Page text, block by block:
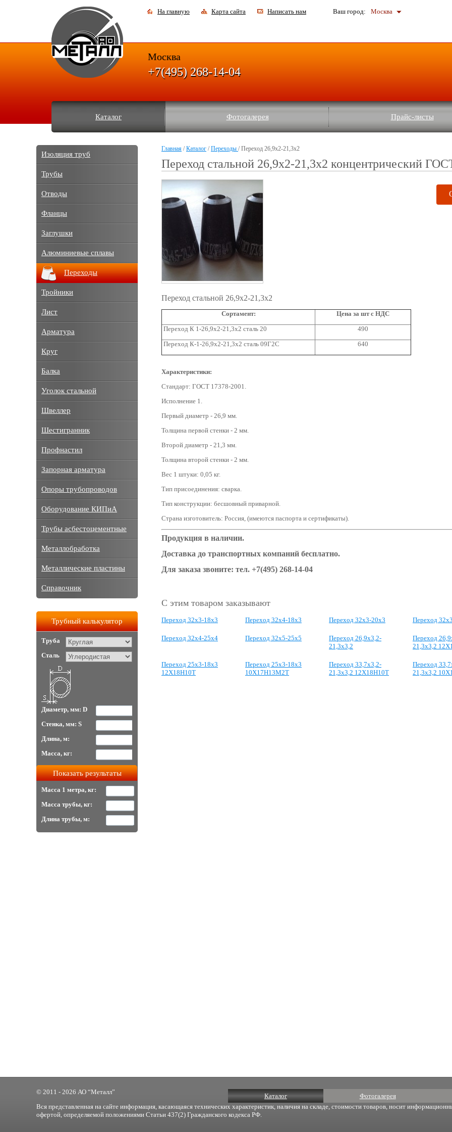
На главную Карта сайта Написать нам Ваш город: Москва
Каталог Фотогалерея Прайс-листы
Москва
+7(495) 268-14-04
Главная /Каталог /Переходы / Переход 26,9x2-21,3x2
Переход стальной 26,9x2-21,3x2 концентрический
Переход стальной 26,9x2-21,3x2
Сортамент:
Цена за шт с НДС
Переход К 1-26,9x2-21,3x2 сталь 20
490
Переход К-1-26,9x2-21,3x2 сталь 09Г2С
640
Характеристики:
Стандарт: ГОСТ 17378-2001.
Исполнение 1.
Первый диаметр - 26,9 мм.
Толщина первой стенки - 2 мм.
Второй диаметр - 21,3 мм.
Толщина второй стенки - 2 мм.
Вес 1 штуки: 0,05 кг.
Тип присоединения: сварка.
Тип конструкции: бесшовный приварной.
Страна изготовитель: Россия, (имеются паспорта и сертификаты).
Продукция в наличии.
Доставка до транспортных компаний бесплатно.
Для заказа звоните: тел. +7(495) 268-14-04
С этим товаром заказывают
Переход 32x3-18x3 Переход 32x4-18x3 Переход 32x3-20x3 Переход
Переход 32x4-25x4 Переход 32x5-25x5
Переход 26,9x3,2-
21,3x3,2
Переход
21,3x3,2
Переход 25x3-18x3
12Х18Н10Т
Переход 25x3-18x3
10Х17Н13М2Т
Переход 33,7x3,2-
21,3x3,2 12Х18Н10Т
Переход
21,3x3,2
Изоляция труб
Трубы
Отводы
Фланцы
Заглушки
Алюминиевые сплавы
Переходы
Тройники
Лист
Арматура
Круг
Балка
Уголок стальной
Швеллер
Шестигранник
Профнастил
Запорная арматура
Опоры трубопроводов
Оборудование КИПиА
Трубы асбестоцементные
Металлобработка
Металлические пластины
Справочник
Трубный калькулятор
Труба
Сталь
Диаметр, мм: D
Стенка, мм: S
Длина, м:
Масса, кг:
Масса 1 метра, кг:
Масса трубы, кг:
Длина трубы, м:
Каталог Фотогалерея
© 2011 - 2026 АО “Металл”
Вся представленная на сайте информация, касающаяся технических характеристик, наличия на складе, стоимости товаров, носит
офертой, определяемой положениями Статьи 437(2) Гражданского кодекса РФ.